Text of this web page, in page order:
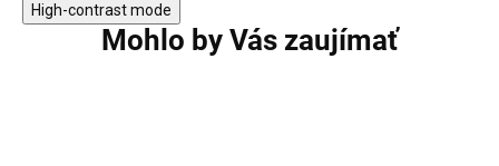
High-contrast mode
Mohlo by Vás zaujímať